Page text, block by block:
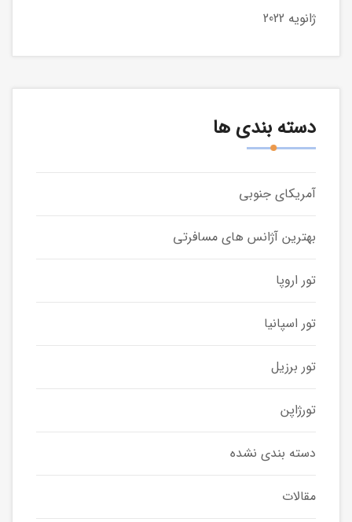
ژانویه 2022
دسته بندی ها
آمریکای جنوبی
بهترین آژانس های مسافرتی
تور اروپا
تور اسپانیا
تور برزیل
تورژاپن
دسته بندی نشده
مقالات